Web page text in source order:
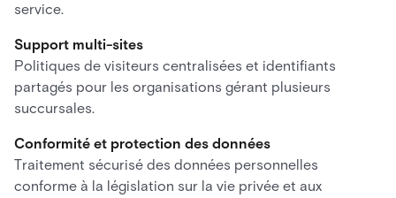
service.
Support multi-sites
Politiques de visiteurs centralisées et identifiants
partagés pour les organisations gérant plusieurs
succursales.
Conformité et protection des données
Traitement sécurisé des données personnelles
conforme à la législation sur la vie privée et aux